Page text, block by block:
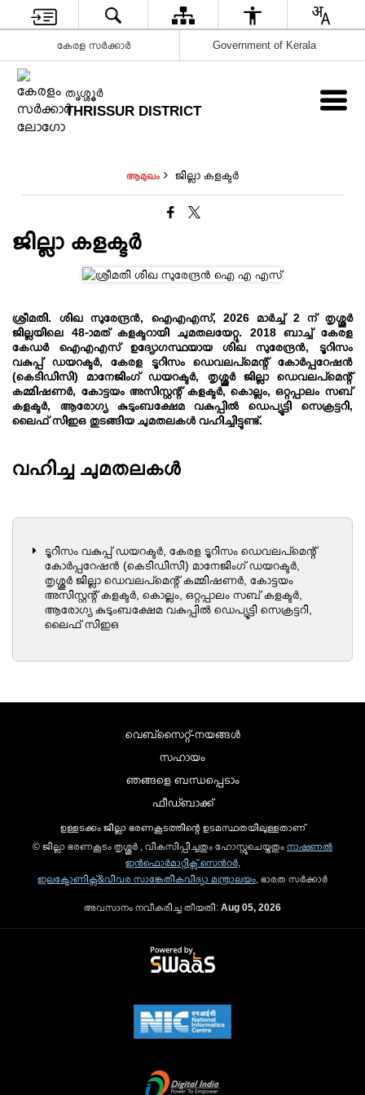
കേരള സർക്കാർ Government of Kerala
ത‍ൃശ്ശ‍ൂർ
THRISSUR DISTRICT
ആമുഖം ജില്ലാ കളക്ടർ
ജില്ലാ കളക്ടർ
ശ്രീമതി. ശിഖ സുരേന്ദ്രൻ, ഐഎഎസ്, 2026 മാർച്ച് 2 ന് തൃശ്ശൂര്‍
ജില്ലയിലെ 48-ാമത് കളക്ടറായി ചുമതലയേറ്റു. 2018 ബാച്ച് കേരള
കേഡർ ഐഎഎസ് ഉദ്യോഗസ്ഥയായ ശിഖ സുരേന്ദ്രൻ, ടൂറിസം
വകുപ്പ് ഡയറക്ടർ, കേരള ടൂറിസം ഡെവലപ്‌മെന്റ് കോർപ്പറേഷൻ
(കെടിഡിസി) മാനേജിംഗ് ഡയറക്ടർ, തൃശ്ശൂര്‍ ജില്ലാ ഡെവലപ്മെന്റ്
കമ്മിഷണര്‍, കോട്ടയം അസിസ്റ്റന്റ് കളക്ടർ, കൊല്ലം, ഒറ്റപ്പാലം സബ്
കളക്ടർ, ആരോഗ്യ കുടുംബക്ഷേമ വകുപ്പിൽ ഡെപ്യൂട്ടി സെക്രട്ടറി,
ലൈഫ് സിഇഒ തുടങ്ങിയ ചുമതലകള്‍ വഹിച്ചിട്ടുണ്ട്.
വഹിച്ച ചുമതലകൾ
ടൂറിസം വകുപ്പ് ഡയറക്ടർ, കേരള ടൂറിസം ഡെവലപ്‌മെന്റ്
കോർപ്പറേഷൻ (കെടിഡിസി) മാനേജിംഗ് ഡയറക്ടർ,
തൃശ്ശൂര്‍ ജില്ലാ ഡെവലപ്മെന്റ് കമ്മിഷണര്‍, കോട്ടയം
അസിസ്റ്റന്റ് കളക്ടർ, കൊല്ലം, ഒറ്റപ്പാലം സബ് കളക്ടർ,
ആരോഗ്യ കുടുംബക്ഷേമ വകുപ്പിൽ ഡെപ്യൂട്ടി സെക്രട്ടറി,
ലൈഫ് സിഇഒ
വെബ്സൈറ്റ്-നയങ്ങള്‍
സഹായം
ഞങ്ങളെ ബന്ധപ്പെടാം
ഫീഡ്ബാക്ക്
ഉള്ളടക്കം ജില്ലാ ഭരണകൂടത്തിന്റെ ഉടമസ്ഥതയിലുള്ളതാണ്
© ജില്ലാ ഭരണകൂടം തൃശ്ശൂർ , വികസിപ്പിച്ചതും ഹോസ്റ്റുചെയ്തതും നാഷണല്‍
ഇന്‍ഫൊര്‍മാറ്റിക്സ് സെന്‍റര്‍,
ഇലക്ട്രോണിക്സ്&വിവര സാങ്കേതികവിദ്യാ മന്ത്രാലയം, ഭാരത സര്‍ക്കാര്‍
അവസാനം നവീകരിച്ച തീയതി: Aug 05, 2026